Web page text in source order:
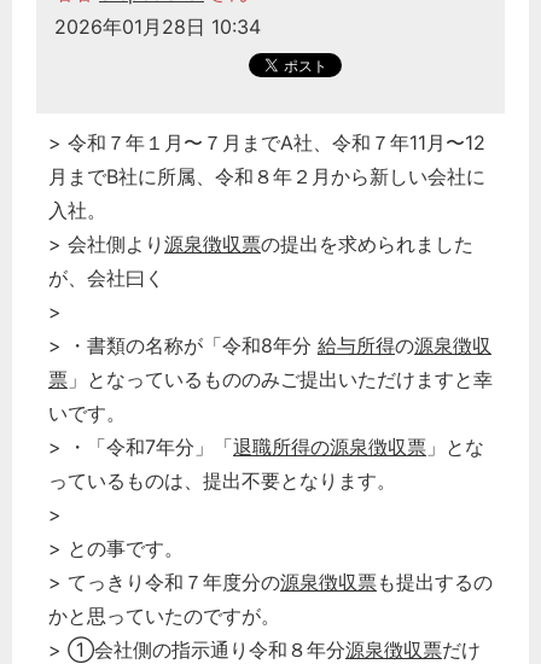
2026年01月28日 10:34
> 令和７年１月〜７月までA社、令和７年11月〜12
月までB社に所属、令和８年２月から新しい会社に
入社。
> 会社側より 源泉徴収票の提出を求められました
が、会社曰く
>
> ・書類の名称が「令和8年分 給与所得の源泉徴収
票 」となっているもののみご提出いただけますと幸
いです。
> ・「令和7年分」「退職所得の源泉徴収票 」とな
っているものは、提出不要となります。
>
> との事です。
> てっきり令和７年度分の源泉徴収票も提出するの
かと思っていたのですが。
> ①会社側の指示通り令和８年分源泉徴収票だけ